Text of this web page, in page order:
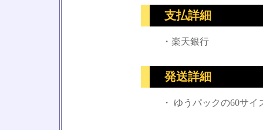
支払詳細
・楽天銀行
発送詳細
・ ゆうパックの60サイ